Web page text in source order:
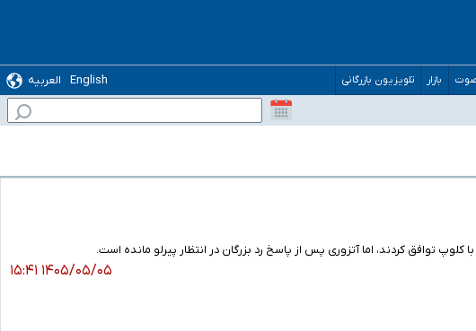
صوت بازار تلویزیون بازرگانی English
العربیه
می‌شود
توافق کردند، اما آتزوری پس از پاسخ رد بزرگان در انتظار پیرلو مانده است.
۱۴۰۵/۰۵/۰۵ ۱۵:۴۱